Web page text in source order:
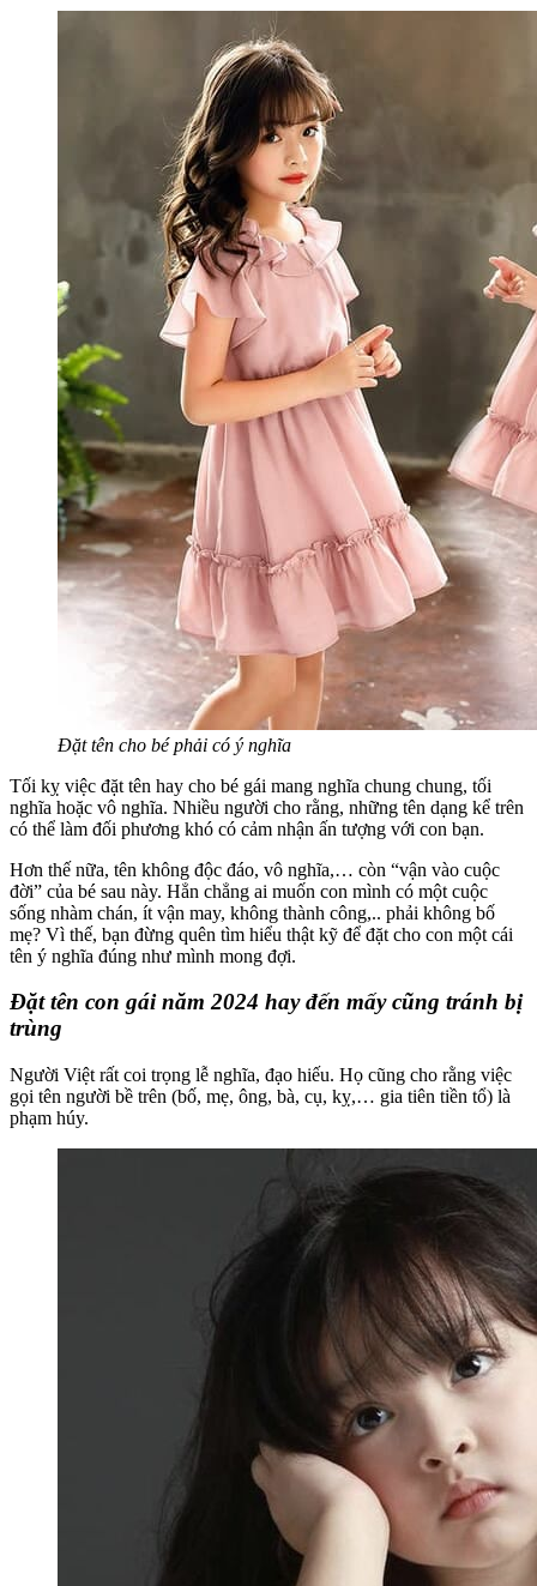
Đặt tên cho bé phải có ý nghĩa
Tối kỵ việc đặt tên hay cho bé gái mang nghĩa chung chung, tối
nghĩa hoặc vô nghĩa. Nhiều người cho rằng, những tên dạng kể trên
có thể làm đối phương khó có cảm nhận ấn tượng với con bạn.
Hơn thế nữa, tên không độc đáo, vô nghĩa,… còn “vận vào cuộc
đời” của bé sau này. Hẳn chẳng ai muốn con mình có một cuộc
sống nhàm chán, ít vận may, không thành công,.. phải không bố
mẹ? Vì thế, bạn đừng quên tìm hiểu thật kỹ để đặt cho con một cái
tên ý nghĩa đúng như mình mong đợi.
Đặt tên con gái năm 2024 hay đến mấy cũng tránh bị
trùng
Người Việt rất coi trọng lễ nghĩa, đạo hiếu. Họ cũng cho rằng việc
gọi tên người bề trên (bố, mẹ, ông, bà, cụ, kỵ,… gia tiên tiền tổ) là
phạm húy.